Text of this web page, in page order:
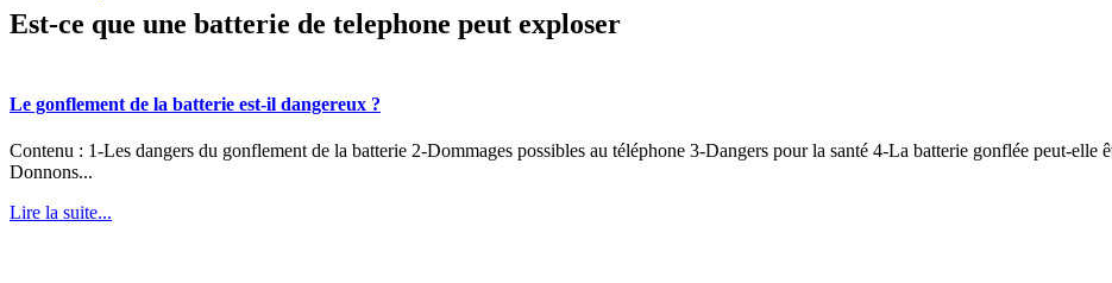
Est-ce que une batterie de telephone peut exploser
Le gonflement de la batterie est-il dangereux ?
Contenu : 1-Les dangers du gonflement de la batterie 2-Dommages possibles au téléphone 3-Dangers pour la santé 4-La batterie gonflée peut-elle
Donnons...
Lire la suite...